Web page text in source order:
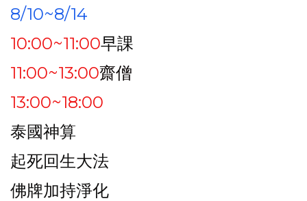
8/10~8/14
10:00~11:00早課
11:00~13:00齋僧
13:00~18:00
泰國神算
起死回生大法
佛牌加持淨化